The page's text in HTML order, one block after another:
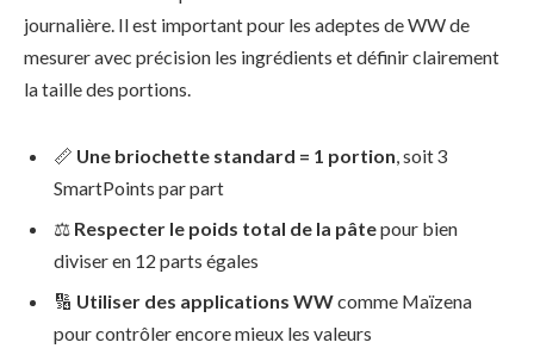
journalière. Il est important pour les adeptes de WW de
mesurer avec précision les ingrédients et définir clairement
la taille des portions.
📏 Une briochette standard = 1 portion, soit 3
SmartPoints par part
⚖️ Respecter le poids total de la pâtepour bien
diviser en 12 parts égales
🔢 Utiliser des applications WWcomme Maïzena
pour contrôler encore mieux les valeurs